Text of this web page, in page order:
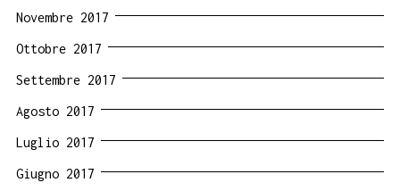
Novembre 2017
Ottobre 2017
Settembre 2017
Agosto 2017
Luglio 2017
Giugno 2017